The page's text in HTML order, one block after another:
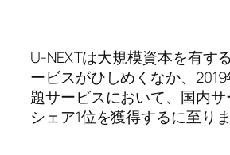
U-NEXTは大規模資本を有す
ービスがひしめくなか、
題サービスにおいて、国内
シェア1位を獲得するに至りま